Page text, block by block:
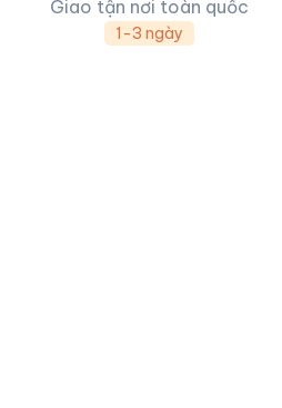
Giao tận nơi toàn quốc
1-3 ngày